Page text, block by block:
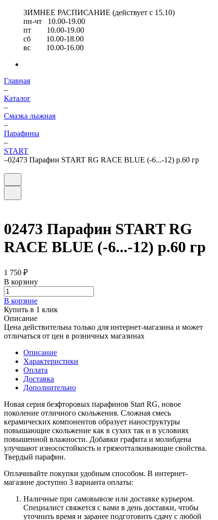
ЗИМНЕЕ РАСПИСАНИЕ (действует с 15.10)
пн-чт 10.00-19.00
пт 10.00-19.00
сб 10.00-18.00
вс 10.00-16.00
Главная
–
Каталог
–
Смазка лыжная
–
Парафины
–
START
–02473 Парафин START RG RACE BLUE (-6...-12) р.60 гр
02473 Парафин START RG
RACE BLUE (-6...-12) р.60 гр
1 750 ₽
В корзину
В корзине
Купить в 1 клик
Описание
Цена действительна только для интернет-магазина и может
отличаться от цен в розничных магазинах
Описание
Характеристики
Оплата
Доставка
Дополнительно
Новая серия безфторовых парафинов Start RG, новое
поколение отличного скольжения. Сложная смесь
керамических компонентов образует наноструктуры
повышающие скольжение как в сухих так и в условиях
повышенной влажности. Добавки графита и молибдена
улучшают износостойкость и грязеотталкивающие свойства.
Твердый парафин.
Оплачивайте покупки удобным способом. В интернет-
магазине доступно 3 варианта оплаты:
Наличные при самовывозе или доставке курьером.
Специалист свяжется с вами в день доставки, чтобы
уточнить время и заранее подготовить сдачу с любой